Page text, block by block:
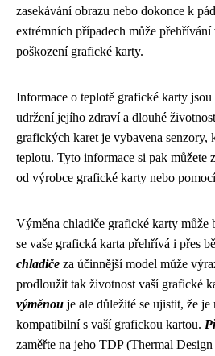
zasekávání obrazu nebo dokonce k
extrémních případech může
poškození grafické karty.
Informace o teplotě grafické karty
udržení jejího zdraví a dlouhé
grafických karet je vybavena senzory,
teplotu. Tyto informace si pak můžete
od výrobce grafické karty nebo
Výměna chladiče grafické karty může
se vaše grafická karta přehřívá i přes
chladiče za účinnější model může
prodloužit tak životnost vaší grafické
výměnou je ale důležité se ujistit, že
kompatibilní s vaší grafickou kartou.
zaměřte na jeho TDP (Thermal